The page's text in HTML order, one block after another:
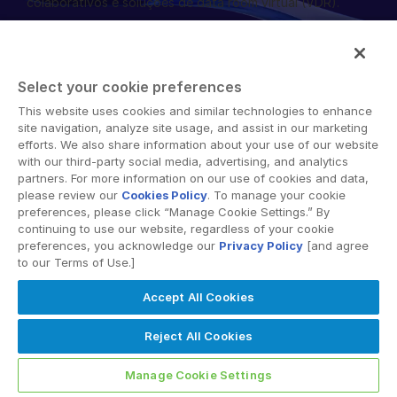
English
繁體中文
Français
Deutsch
日本語
한국인
Português
Español
Italiano
SOLICITE UMA DEMONSTRAÇÃO
© 2026 Intralinks, SS&C Inc.
Select your cookie preferences
This website uses cookies and similar technologies to enhance
site navigation, analyze site usage, and assist in our marketing
efforts. We also share information about your use of our website
with our third-party social media, advertising, and analytics
partners. For more information on our use of cookies and data,
please review our Cookies Policy. To manage your cookie
preferences, please click “Manage Cookie Settings.” By
continuing to use our website, regardless of your cookie
preferences, you acknowledge our Privacy Policy [and agree
to our Terms of Use.]
Accept All Cookies
Reject All Cookies
Manage Cookie Settings